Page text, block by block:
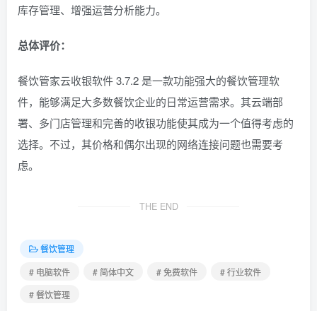
库存管理、增强运营分析能力。
总体评价：
餐饮管家云收银软件 3.7.2 是一款功能强大的餐饮管理软
件，能够满足大多数餐饮企业的日常运营需求。其云端部
署、多门店管理和完善的收银功能使其成为一个值得考虑的
选择。不过，其价格和偶尔出现的网络连接问题也需要考
虑。
THE END
餐饮管理
# 电脑软件
# 简体中文 # 免费软件
# 行业软件
# 餐饮管理